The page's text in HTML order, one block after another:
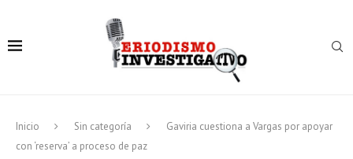
Inicio Sin categoría
Gaviria cuestiona a Vargas por apoyar
con ‘reserva’ a proceso de paz